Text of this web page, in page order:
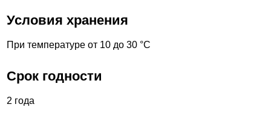
Условия хранения
При температуре от 10 до 30 °С
Срок годности
2 года